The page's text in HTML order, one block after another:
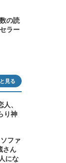
の読
ラー
見る
、
り神
ファ
さん
にな